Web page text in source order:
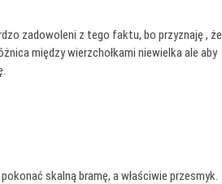
zadowoleni z tego faktu, bo przyznaję , że
między wierzchołkami niewielka ale aby
skalną bramę, a właściwie przesmyk.